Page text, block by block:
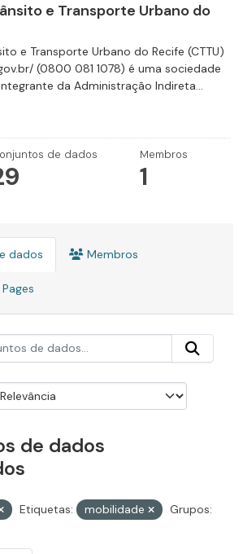
e Transporte Urbano do
e Transporte Urbano do Recife (CTTU)
(0800 081 1078) é uma sociedade
da Administração Indireta...
de dados Membros
1
dados Membros
Pages
de dados
Etiquetas: mobilidade
Grupos: